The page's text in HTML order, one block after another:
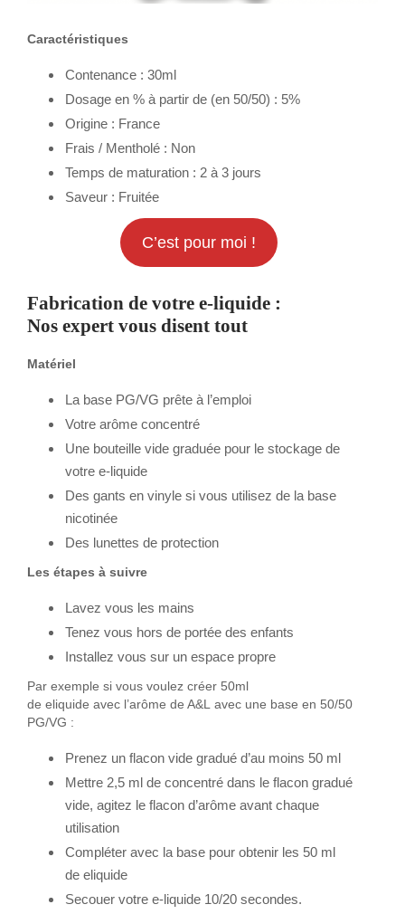
Caractéristiques
Contenance : 30ml
Dosage en % à partir de (en 50/50) : 5%
Origine : France
Frais / Mentholé : Non
Temps de maturation : 2 à 3 jours
Saveur : Fruitée
C’est pour moi !
Fabrication de votre e-liquide :
Nos expert vous disent tout
Matériel
La base PG/VG prête à l’emploi
Votre arôme concentré
Une bouteille vide graduée pour le stockage de
votre e-liquide
Des gants en vinyle si vous utilisez de la base
nicotinée
Des lunettes de protection
Les étapes à suivre
Lavez vous les mains
Tenez vous hors de portée des enfants
Installez vous sur un espace propre
Par exemple si vous voulez créer 50ml
de eliquide avec l’arôme de A&L avec une base en 50/50
PG/VG :
Prenez un flacon vide gradué d’au moins 50 ml
Mettre 2,5 ml de concentré dans le flacon gradué
vide, agitez le flacon d’arôme avant chaque
utilisation
Compléter avec la base pour obtenir les 50 ml
de eliquide
Secouer votre e-liquide 10/20 secondes.